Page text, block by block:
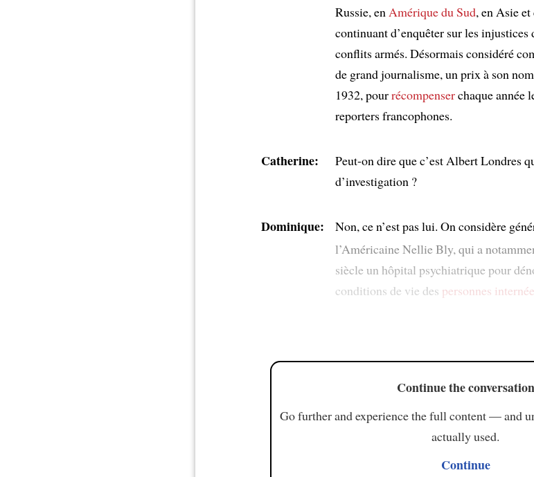
Russie, en Amérique du Sud, en Asie et
continuant d’enquêter sur les
conflits armés. Désormais considéré
de grand journalisme, un prix à son
1932, pourrécompenserchaque année
reporters francophones.
Catherine:
Peut-on dire que c’est Albert Londres
d’investigation ?
Dominique:
Non, ce n’est pas lui. On considère
l’Américaine Nellie Bly, qui a
siècle un hôpital psychiatrique pour
conditions de vie des personnes
Continue the conversation
Go further and experience the full content — and
actually used.
Continue